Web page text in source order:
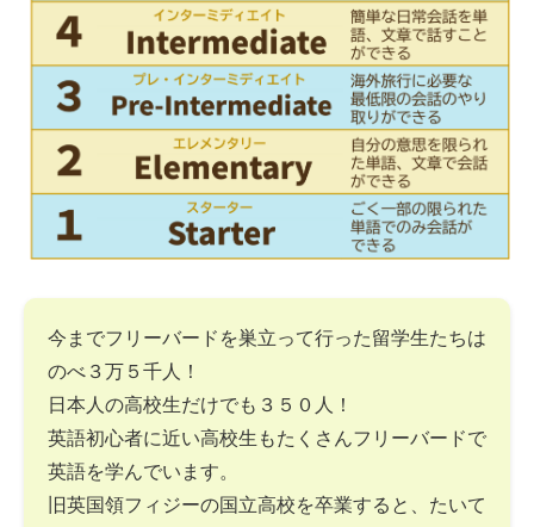
今までフリーバードを巣立って行った留学生たちは
のべ３万５千人！
日本人の高校生だけでも３５０人！
英語初心者に近い高校生もたくさんフリーバードで
英語を学んでいます。
旧英国領フィジーの国立高校を卒業すると、たいて